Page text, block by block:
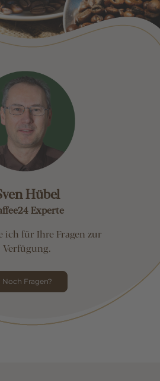
Hübel
Experte
ich für Ihre Fragen zur
Verfügung.
Noch Fragen?